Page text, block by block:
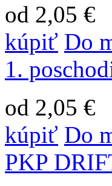
od 2,05 €
kúpiť Do
1.
od 2,05 €
kúpiť Do
PKP